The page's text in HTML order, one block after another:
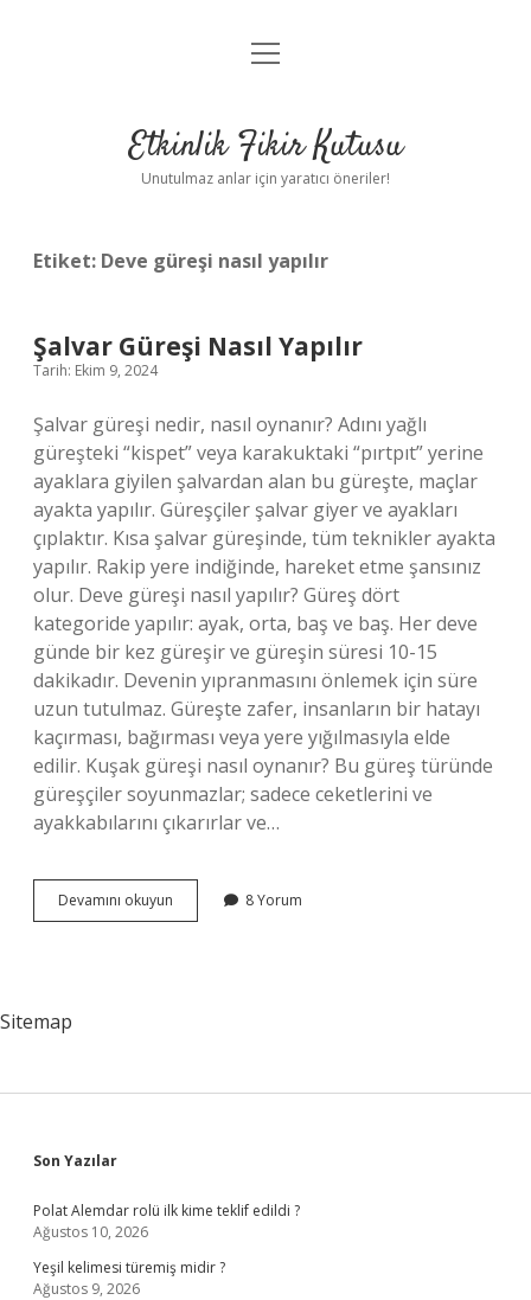
Anasayfa
Yasal Uyarı
menüyü
Etkinlik Fikir Kutusu
Unutulmaz anlar için yaratıcı öneriler!
Etiket: Deve güreşi nasıl yapılır
Şalvar Güreşi Nasıl Yapılır
Tarih: Ekim 9, 2024
Şalvar güreşi nedir, nasıl oynanır? Adını yağlı
güreşteki “kispet” veya karakuktaki “pırtpıt” yerine
ayaklara giyilen şalvardan alan bu güreşte, maçlar
ayakta yapılır. Güreşçiler şalvar giyer ve ayakları
çıplaktır. Kısa şalvar güreşinde, tüm teknikler ayakta
yapılır. Rakip yere indiğinde, hareket etme şansınız
olur. Deve güreşi nasıl yapılır? Güreş dört
kategoride yapılır: ayak, orta, baş ve baş. Her deve
günde bir kez güreşir ve güreşin süresi 10-15
dakikadır. Devenin yıpranmasını önlemek için süre
uzun tutulmaz. Güreşte zafer, insanların bir hatayı
kaçırması, bağırması veya yere yığılmasıyla elde
edilir. Kuşak güreşi nasıl oynanır? Bu güreş türünde
güreşçiler soyunmazlar; sadece ceketlerini ve
ayakkabılarını çıkarırlar ve…
Devamını okuyun
Güreşi
8 Yorum
Sitemap
Sidebar
Son Yazılar
Polat Alemdar rolü ilk kime teklif edildi ?
Ağustos 10, 2026
Yeşil kelimesi türemiş midir ?
Ağustos 9, 2026